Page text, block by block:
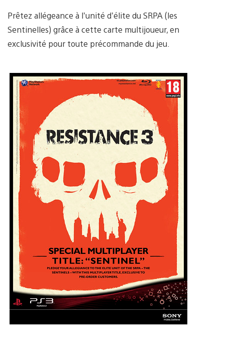
Prêtez allégeance à l’unité d’élite du SRPA (les
Sentinelles) grâce à cette carte multijoueur, en
exclusivité pour toute précommande du jeu.